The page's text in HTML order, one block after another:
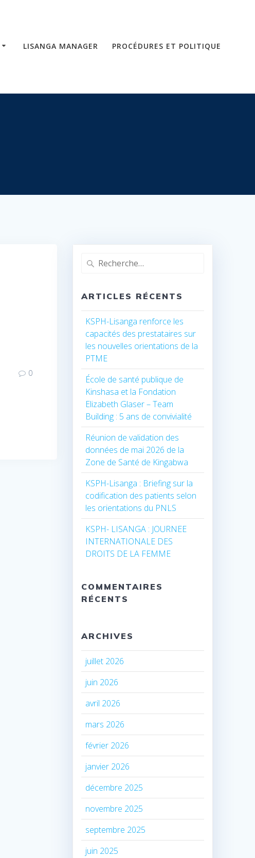
LISANGA MANAGER PROCÉDURES ET POLITIQUE
0
Recherche
ARTICLES RÉCENTS
KSPH-Lisanga renforce les
capacités des prestataires sur
les nouvelles orientations de la
PTME
École de santé publique de
Kinshasa et la Fondation
Elizabeth Glaser – Team
Building : 5 ans de convivialité
Réunion de validation des
données de mai 2026 de la
Zone de Santé de Kingabwa
KSPH-Lisanga : Briefing sur la
codification des patients selon
les orientations du PNLS
KSPH- LISANGA : JOURNEE
INTERNATIONALE DES
DROITS DE LA FEMME
COMMENTAIRES
RÉCENTS
ARCHIVES
juillet 2026
juin 2026
avril 2026
mars 2026
février 2026
janvier 2026
décembre 2025
novembre 2025
septembre 2025
juin 2025